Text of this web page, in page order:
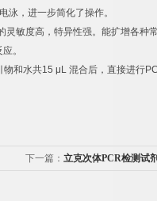
泳，进一步简化了操作。
灵敏度高，特异性强。能扩增各种
应。
物和水共15 μL 混合后，直接进行
下一篇： 立克次体PCR检测试